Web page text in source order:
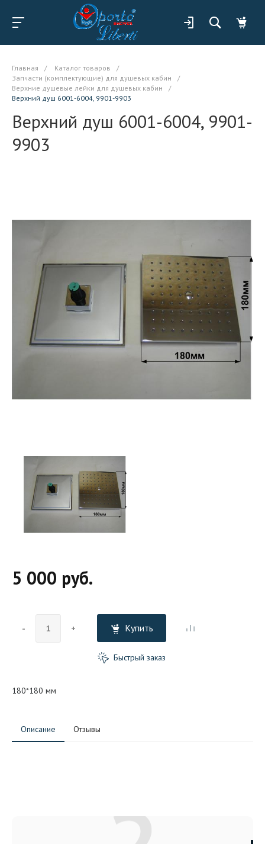
Главная / Каталог товаров
/
Запчасти (комплектующие) для душевых кабин
/
Верхние душевые лейки для душевых кабин
/
Верхний душ 6001-6004, 9901-9903
Верхний душ 6001-6004, 9901-
9903
5 000 руб.
- + Купить
Быстрый заказ
180*180 мм
Описание Отзывы